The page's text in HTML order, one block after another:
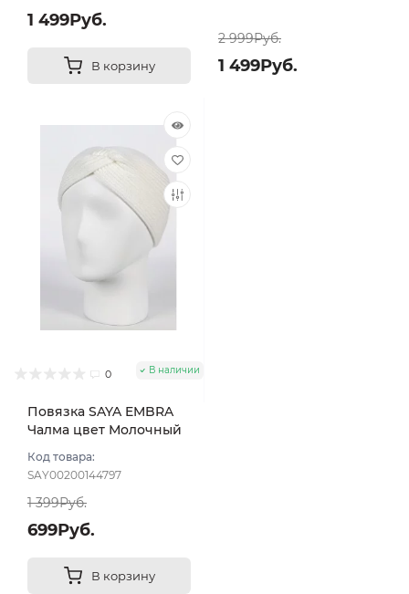
1 499Руб.
В корзину
2 999Руб.
1 499Руб.
0 В наличии
Повязка SAYA EMBRA
Чалма цвет Молочный
Код товара:
SAY00200144797
1 399Руб.
699Руб.
В корзину